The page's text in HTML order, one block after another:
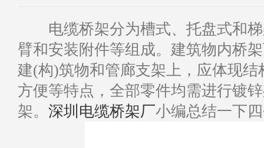
电缆桥架分为槽式、托盘式和梯
臂和安装附件等组成。建筑物内桥
建(构)筑物和管廊支架上，应体现
方便等特点，全部零件均需进行镀
架。 深圳电缆桥架厂小编总结一下